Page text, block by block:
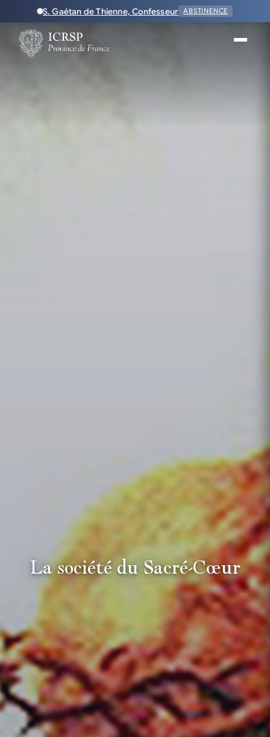
S. Gaétan de Thienne, Confesseur ABSTINENCE
La société du Sacré-Cœur